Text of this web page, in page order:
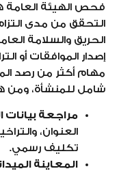
فحص الهيئة العامة
التحقق من مدى
الحريق والسلامة
إصدار الموافقات أو
مهام أكثر من رصد
شامل للمنشأة، ومن
مراجعة بيانات
العنوان،
تكليف رسمي.
المعاينة